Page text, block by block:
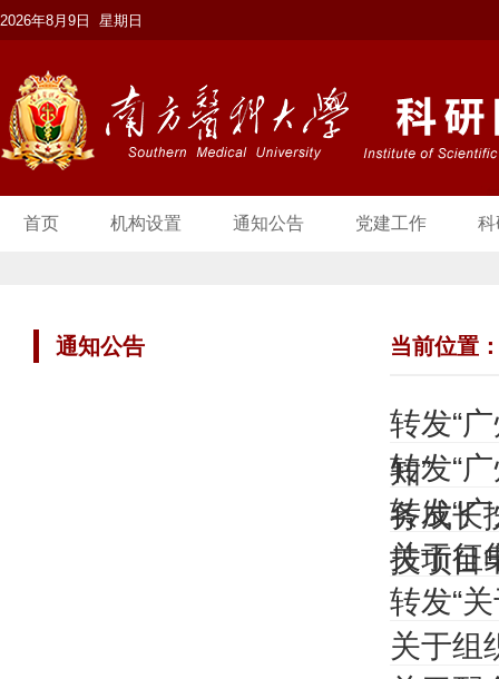
2026年8月9日 星期日
首页 机构设置 通知公告 党建工作 科
通知公告 当前位置
转发“
知”
转发“
务成长
转发“
技项目
关于征
转发“
关于组